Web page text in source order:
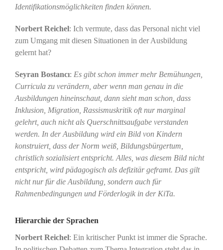
Identifikationsmöglichkeiten finden können.
Norbert Reichel: Ich vermute, dass das Personal nicht viel
zum Umgang mit diesen Situationen in der Ausbildung
gelernt hat?
Seyran Bostancı: Es gibt schon immer mehr Bemühungen,
Curricula zu verändern, aber wenn man genau in die
Ausbildungen hineinschaut, dann sieht man schon, dass
Inklusion, Migration, Rassismuskritik oft nur marginal
gelehrt, auch nicht als Querschnittsaufgabe verstanden
werden. In der Ausbildung wird ein Bild von Kindern
konstruiert, dass der Norm weiß, Bildungsbürgertum,
christlich sozialisiert entspricht. Alles, was diesem Bild nicht
entspricht, wird pädagogisch als defizitär geframt. Das gilt
nicht nur für die Ausbildung, sondern auch für
Rahmenbedingungen und Förderlogik in der KiTa.
Hierarchie der Sprachen
Norbert Reichel: Ein kritischer Punkt ist immer die Sprache.